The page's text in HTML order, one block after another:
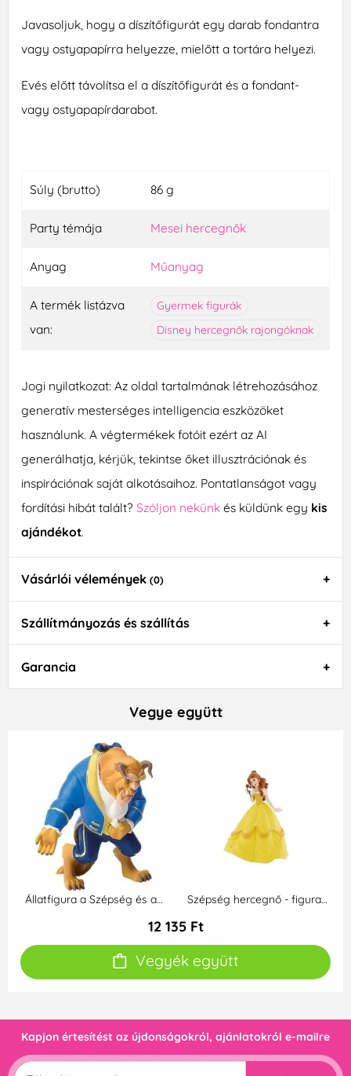
Javasoljuk, hogy a díszítőfigurát egy darab fondantra
vagy ostyapapírra helyezze, mielőtt a tortára helyezi.
Evés előtt távolítsa el a díszítőfigurát és a fondant-
vagy ostyapapírdarabot.
Súly (brutto) 86 g
Party témája Mesei hercegnők
Anyag Műanyag
A termék listázva
van:
Gyermek figurák
Disney hercegnők rajongóknak
Jogi nyilatkozat: Az oldal tartalmának létrehozásához
generatív mesterséges intelligencia eszközöket
használunk. A végtermékek fotóit ezért az AI
generálhatja, kérjük, tekintse őket illusztrációnak és
inspirációnak saját alkotásaihoz. Pontatlanságot vagy
fordítási hibát talált? Szóljon nekünkés küldünk egy kis
ajándékot.
Vásárlói vélemények (0)
Szállítmányozás és szállítás
Garancia
Vegye együtt
Állatfigura a Szépség és a… Szépség hercegnő - figura…
12 135 Ft
Vegyék együtt
Kapjon értesítést az újdonságokról, ajánlatokról e-mailre